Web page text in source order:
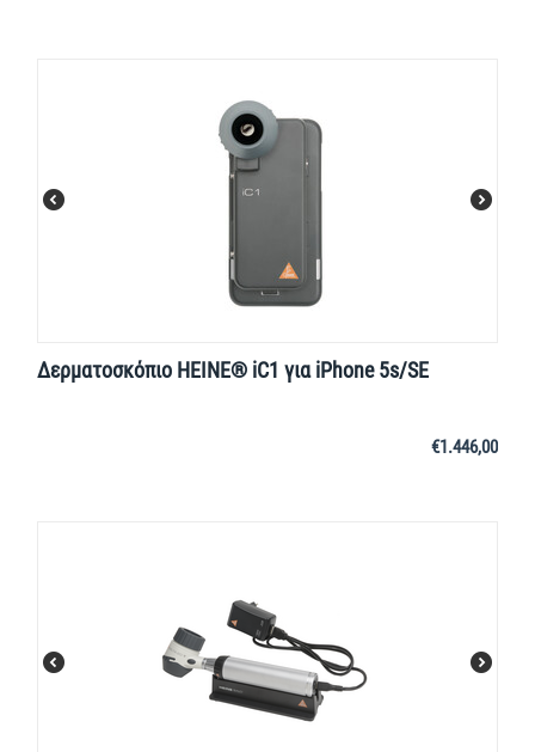
Δερματοσκόπιο HEINE® iC1 για iPhone 5s/SE
€1.446,00